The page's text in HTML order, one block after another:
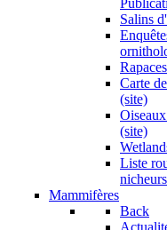
Salins
Carte
(site)
(site)
Liste
Mammifères
Back